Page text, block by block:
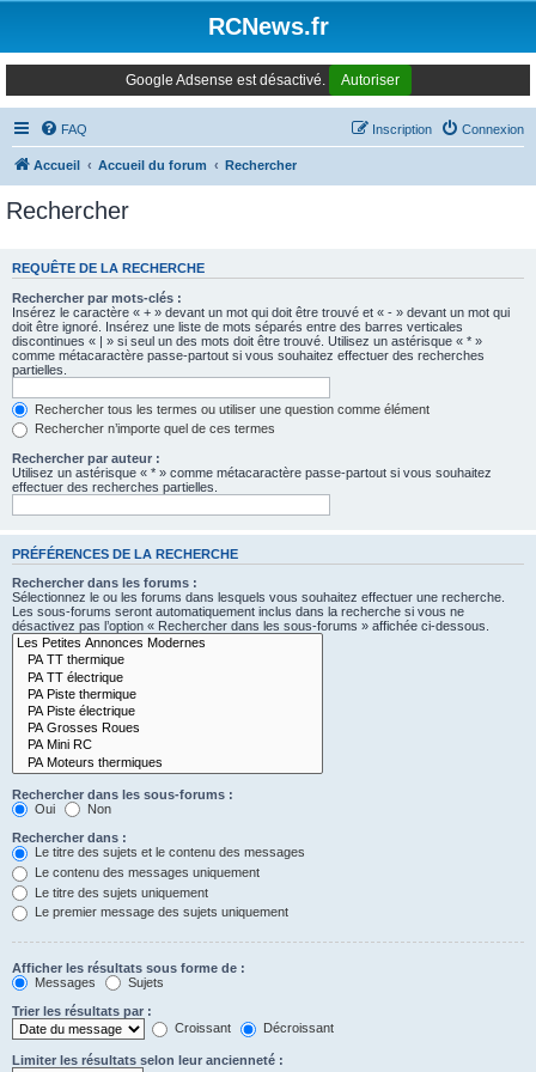
RCNews.fr
Google Adsense est désactivé. Autoriser
FAQ Connexion
Inscription
Accueil Accueil du forum Rechercher
Rechercher
REQUÊTE DE LA RECHERCHE
Rechercher par mots-clés :
Insérez le caractère « + » devant un mot qui doit être trouvé et « - » devant un mot qui
doit être ignoré. Insérez une liste de mots séparés entre des barres verticales
discontinues « | » si seul un des mots doit être trouvé. Utilisez un astérisque « * »
comme métacaractère passe-partout si vous souhaitez effectuer des recherches
partielles.
Rechercher tous les termes ou utiliser une question comme élément
Rechercher n’importe quel de ces termes
Rechercher par auteur :
Utilisez un astérisque « * » comme métacaractère passe-partout si vous souhaitez
effectuer des recherches partielles.
PRÉFÉRENCES DE LA RECHERCHE
Rechercher dans les forums :
Sélectionnez le ou les forums dans lesquels vous souhaitez effectuer une recherche.
Les sous-forums seront automatiquement inclus dans la recherche si vous ne
désactivez pas l’option « Rechercher dans les sous-forums » affichée ci-dessous.
Rechercher dans les sous-forums :
Oui
Non
Rechercher dans :
Le titre des sujets et le contenu des messages
Le contenu des messages uniquement
Le titre des sujets uniquement
Le premier message des sujets uniquement
Afficher les résultats sous forme de :
Messages
Sujets
Trier les résultats par :
Croissant
Décroissant
Limiter les résultats selon leur ancienneté :
Panneau de gestion des cookies